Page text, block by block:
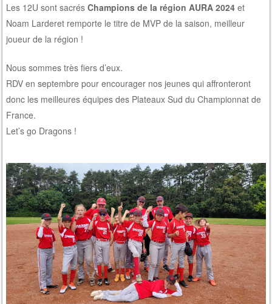
Les 12U sont sacrésChampions de la région AURA 2024 et
Noam Larderet remporte le titre de MVP de la saison, meilleur
joueur de la région !
Nous sommes très fiers d’eux.
RDV en septembre pour encourager nos jeunes qui affronteront
donc les meilleures équipes des Plateaux Sud du Championnat de
France.
Let’s go Dragons !